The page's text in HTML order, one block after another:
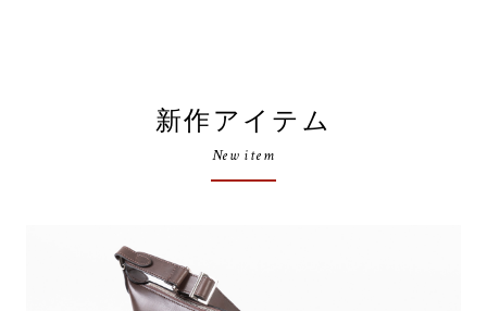
新作アイテム
New item